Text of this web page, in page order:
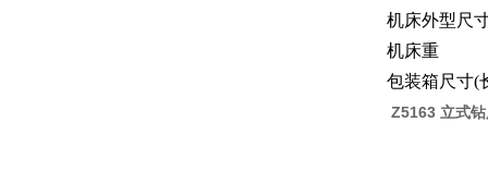
机床外型尺
机床重
包装箱尺寸(
Z5163 立式